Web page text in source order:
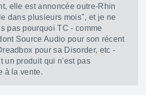
elle est annoncée outre-Rhin
dans plusieurs mois", et je ne
pas pourquoi TC - comme
Source Audio pour son récent
pour sa Disorder, etc -
un produit qui n'est pas
à la vente.